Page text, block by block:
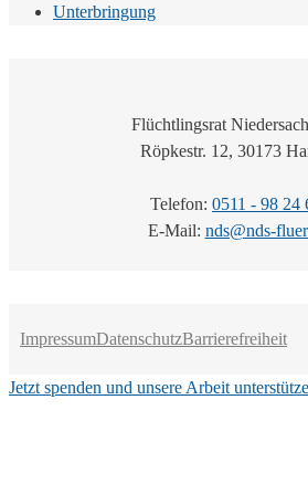
Unterbringung
Flüchtlingsrat
Röpkestr. 12, 30173
Telefon: 0511 - 98 24
E-Mail: nds@nds-
ImpressumDatenschutzBarrierefreiheit
Jetzt spenden und unsere Arbeit